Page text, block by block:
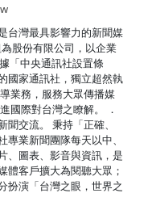
台灣最具影響力的新聞媒
股份有限公司，以企業
「中央通訊社設置條
國家通訊社，獨立超然執
業務，服務大眾傳播媒
國際對台灣之瞭解。 ．
交流。 秉持「正確、
業新聞團隊每天以中、
、圖表、影音與資訊，是
體客戶擴大為閱聽大眾；
扮演「台灣之眼，世界之